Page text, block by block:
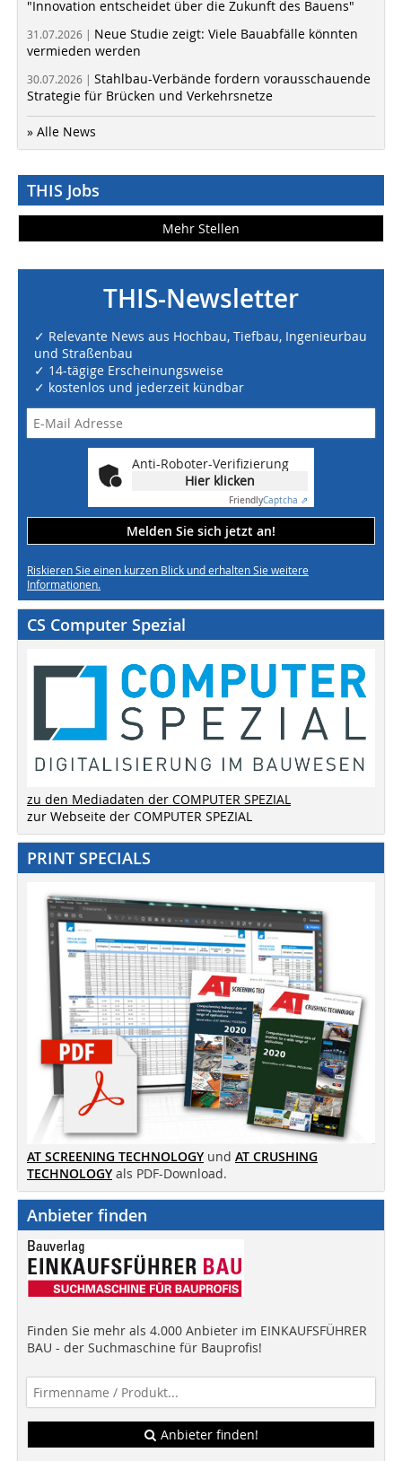
"Innovation entscheidet über die Zukunft des Bauens"
31.07.2026 | Neue Studie zeigt: Viele Bauabfälle könnten
vermieden werden
30.07.2026 | Stahlbau-Verbände fordern vorausschauende
Strategie für Brücken und Verkehrsnetze
» Alle News
THIS Jobs
Mehr Stellen
THIS-Newsletter
✓ Relevante News aus Hochbau, Tiefbau, Ingenieurbau
und Straßenbau
✓ 14-tägige Erscheinungsweise
✓ kostenlos und jederzeit kündbar
Anti-Roboter-Verifizierung
Hier klicken
FriendlyCaptcha ⇗
Melden Sie sich jetzt an!
Riskieren Sie einen kurzen Blick und erhalten Sie weitere
Informationen.
CS Computer Spezial
zu den Mediadaten der COMPUTER SPEZIAL
zur Webseite der COMPUTER SPEZIAL
PRINT SPECIALS
AT SCREENING TECHNOLOGY und AT CRUSHING
TECHNOLOGY als PDF-Download.
Anbieter finden
Finden Sie mehr als 4.000 Anbieter im EINKAUFSFÜHRER
BAU - der Suchmaschine für Bauprofis!
Anbieter finden!